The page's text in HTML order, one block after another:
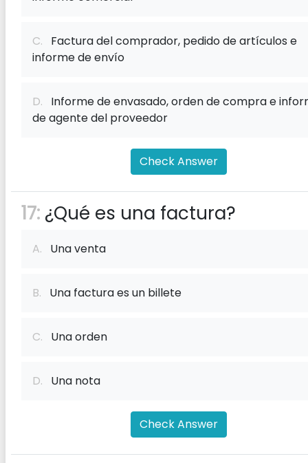
C. Factura del comprador, pedido de artículos e
informe de envío
D. Informe de envasado, orden de compra e
de agente del proveedor
Check Answer
17: ¿Qué es una factura?
A. Una venta
B. Una factura es un billete
C. Una orden
D. Una nota
Check Answer